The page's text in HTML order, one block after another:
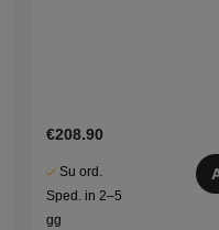
€208.90
Su ord.
Sped. in 2–5
gg